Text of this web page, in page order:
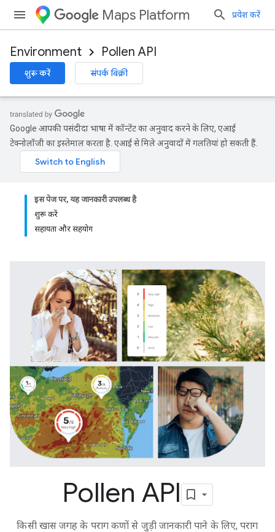
Maps Platform प्रवेश करें
Environment Pollen API
शुरू करें संपर्क बिक्री
Google आपकी पसंदीदा भाषा में कॉन्टेंट का अनुवाद करने के लिए, एआई
टेक्नोलॉजी का इस्तेमाल करता है. एआई से मिले अनुवादों में गलतियां हो सकती हैं.
इस पेज पर, यह जानकारी उपलब्ध है
शुरू करें
सहायता और सहयोग
Pollen API
किसी खास जगह के पराग कणों से जुड़ी जानकारी पाने के लिए, पराग